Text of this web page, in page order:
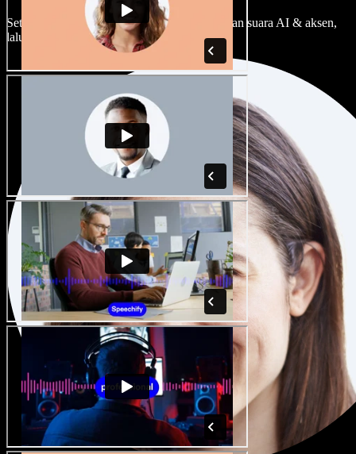
Setiap proyek bisa terdengar beda. Pilih ratusan suara AI & aksen,
lalu sesuaikan sesuka Anda.